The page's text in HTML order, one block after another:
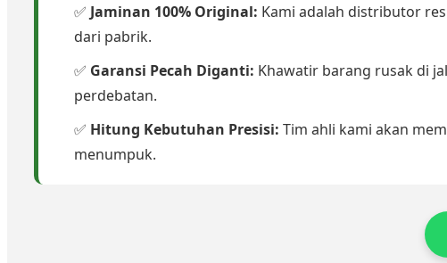
✅ Jaminan 100% Original: Kami adalah distributor
dari pabrik.
✅ Garansi Pecah Diganti: Khawatir barang rusak di
perdebatan.
✅ Hitung Kebutuhan Presisi: Tim ahli kami akan
menumpuk.